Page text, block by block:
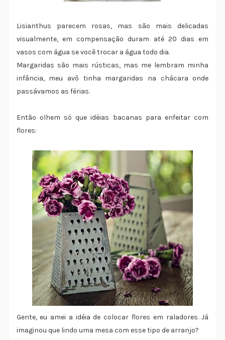
Lisianthus parecem rosas, mas são mais delicadas
visualmente, em compensação duram até 20 dias em
vasos com água se você trocar a água todo dia.
Margaridas são mais rústicas, mas me lembram minha
infância, meu avô tinha margaridas na chácara onde
passávamos as férias.
Então olhem só que idéias bacanas para enfeitar com
flores:
Gente, eu amei a idéia de colocar flores em raladores. Já
imaginou que lindo uma mesa com esse tipo de arranjo?